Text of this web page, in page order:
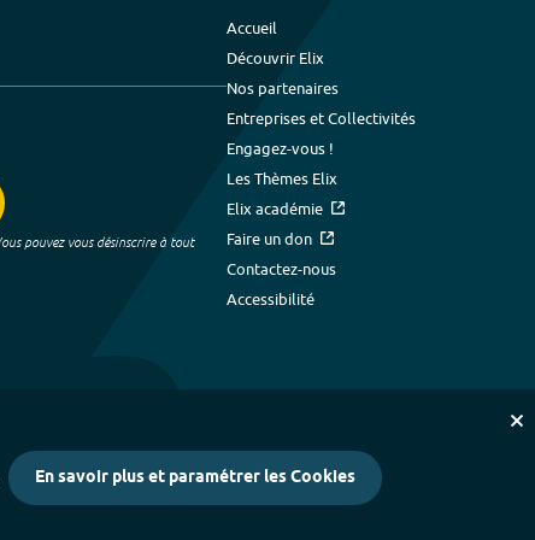
pouvez vous désinscrire à tout
Accueil
Découvrir Elix
Nos partenaires
Entreprises et Collectivités
Engagez-vous !
Les Thèmes Elix
Elix académie
Faire un don
Contactez-nous
Accessibilité
En savoir plus et paramétrer les Cookies